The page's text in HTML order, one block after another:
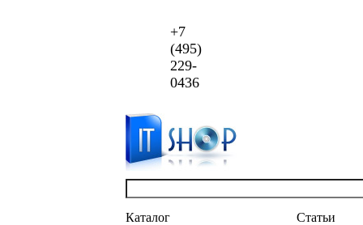
+7
(495)
229-
0436
Каталог
Статьи